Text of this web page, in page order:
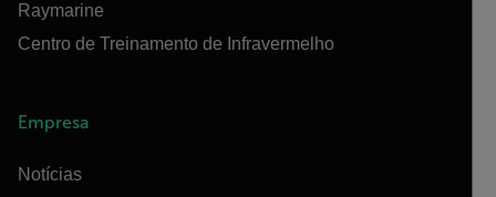
Raymarine
Centro de Treinamento de Infravermelho
Empresa
Notícias